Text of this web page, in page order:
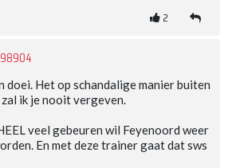
2
doei. Het op schandalige manier buiten
ik je nooit vergeven.
veel gebeuren wil Feyenoord weer
En met deze trainer gaat dat sws